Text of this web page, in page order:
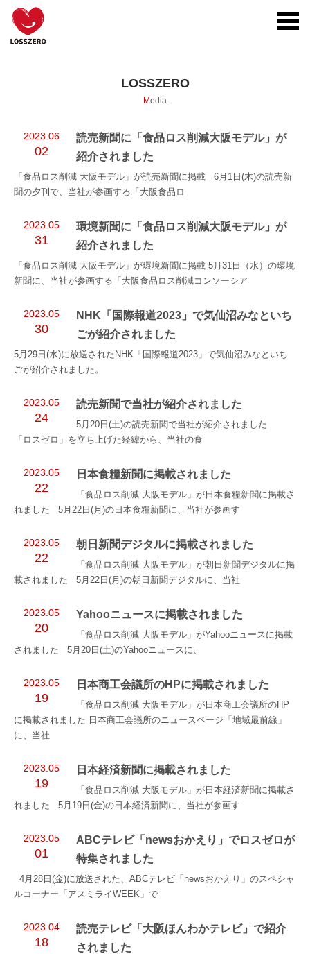
LOSSZERO
Media
2023.06
02
読売新聞に「食品ロス削減大阪モデル」が
紹介されました
「食品ロス削減 大阪モデル」が読売新聞に掲載 6月1日(木)の読売新
聞の夕刊で、当社が参画する「大阪食品ロ
2023.05
31
環境新聞に「食品ロス削減大阪モデル」が
紹介されました
「食品ロス削減 大阪モデル」が環境新聞に掲載 5月31日（水）の環境
新聞に、当社が参画する「大阪食品ロス削減コンソーシア
2023.05
30
NHK「国際報道2023」で気仙沼みなといち
ごが紹介されました
5月29日(水)に放送されたNHK「国際報道2023」で気仙沼みなといち
ごが紹介されました。
2023.05
24
読売新聞で当社が紹介されました
5月20日(土)の読売新聞で当社が紹介されました
「ロスゼロ」を立ち上げた経緯から、当社の食
2023.05
22
日本食糧新聞に掲載されました
「食品ロス削減 大阪モデル」が日本食糧新聞に掲載さ
れました 5月22日(月)の日本食糧新聞に、当社が参画す
2023.05
22
朝日新聞デジタルに掲載されました
「食品ロス削減 大阪モデル」が朝日新聞デジタルに掲
載されました 5月22日(月)の朝日新聞デジタルに、当社
2023.05
20
Yahooニュースに掲載されました
「食品ロス削減 大阪モデル」がYahooニュースに掲載
されました 5月20日(土)のYahooニュースに、
2023.05
19
日本商工会議所のHPに掲載されました
「食品ロス削減 大阪モデル」が日本商工会議所のHP
に掲載されました 日本商工会議所のニュースページ「地域最前線」
に、当社
2023.05
19
日本経済新聞に掲載されました
「食品ロス削減 大阪モデル」が日本経済新聞に掲載さ
れました 5月19日(金)の日本経済新聞に、当社が参画す
2023.05
01
ABCテレビ「newsおかえり」でロスゼロが
特集されました
4月28日(金)に放送された、ABCテレビ「newsおかえり」のスペシャ
ルコーナー「アスミライWEEK」で
2023.04
18
読売テレビ「大阪ほんわかテレビ」で紹介
されました